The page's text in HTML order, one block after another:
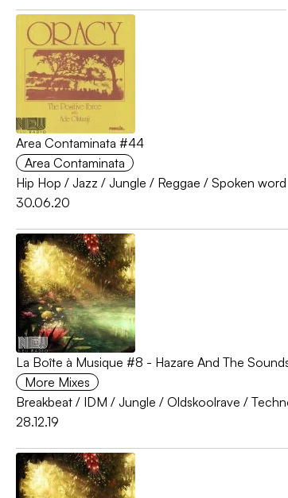
Area Contaminata #44
Area Contaminata
Hip Hop / Jazz / Jungle / Reggae / Spoken word
30.06.20
La Boîte à Musique #8 - Hazare And The
More Mixes
Breakbeat / IDM / Jungle / Oldskoolrave /
28.12.19